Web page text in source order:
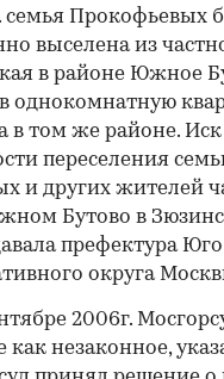
семья Прокофьевых
выселена из
в районе Южное
однокомнатную
в том же районе. Иск
переселения
и других жителей
Бутово в
префектура
округа
2006г.
как незаконное,